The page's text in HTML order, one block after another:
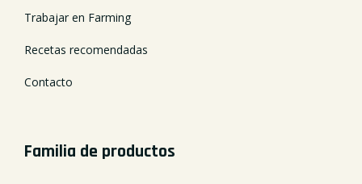
Trabajar en Farming
Recetas recomendadas
Contacto
Familia de productos